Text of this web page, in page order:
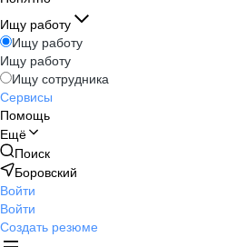
Ищу работу
Ищу работу
Ищу работу
Ищу сотрудника
Сервисы
Помощь
Ещё
Поиск
Боровский
Войти
Войти
Создать резюме